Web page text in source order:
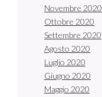
Novembre 2020
Ottobre 2020
Settembre 2020
Agosto 2020
Luglio 2020
Giugno 2020
Maggio 2020